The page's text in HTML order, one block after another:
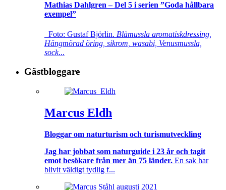
Mathias Dahlgren – Del 5 i serien ”Goda hållbara
exempel”
Foto: Gustaf Björlin. Blåmussla aromatiskdressing,
Hängmörad öring, sikrom, wasabi, Venusmussla,
sock...
Gästbloggare
Marcus Eldh
Bloggar om naturturism och turismutveckling
Jag har jobbat som naturguide i 23 år och tagit
emot besökare från mer än 75 länder. En sak har
blivit väldigt tydlig f...